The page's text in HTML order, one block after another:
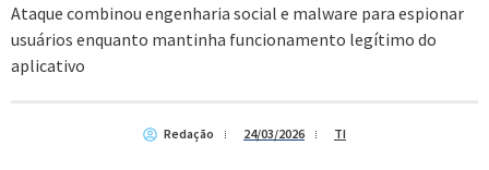
Ataque combinou engenharia social e malware para espionar
usuários enquanto mantinha funcionamento legítimo do
aplicativo
Redação 24/03/2026 TI